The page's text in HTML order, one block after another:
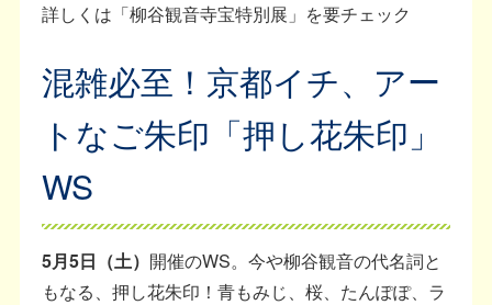
詳しくは「柳谷観音寺宝特別展」を要チェック
混雑必至！京都イチ、アー
トなご朱印「押し花朱印」
WS
5月5日（土） 開催のWS。今や柳谷観音の代名詞と
もなる、押し花朱印！青もみじ、桜、たんぽぽ、ラ